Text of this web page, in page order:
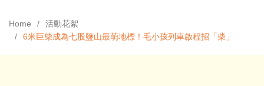
Home
活動花絮
6米巨柴成為七股鹽山最萌地標！毛小孩列車啟程招「柴」